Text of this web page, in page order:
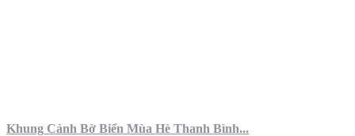
Khung Cảnh Bờ Biển Mùa Hè Thanh Bình...